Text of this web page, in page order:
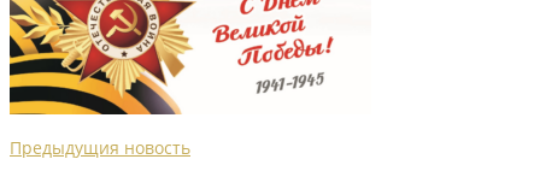
Предыдущия новость